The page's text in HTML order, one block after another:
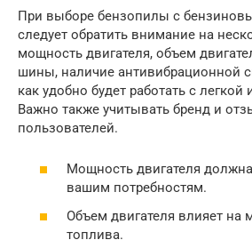
При выборе бензопилы с
следует обратить внимание на
мощность двигателя, объем
шины, наличие антивибрационной
как удобно будет работать с
Важно также учитывать бренд и
пользователей.
Мощность двигателя
вашим потребностям.
Объем двигателя влияет на
топлива.